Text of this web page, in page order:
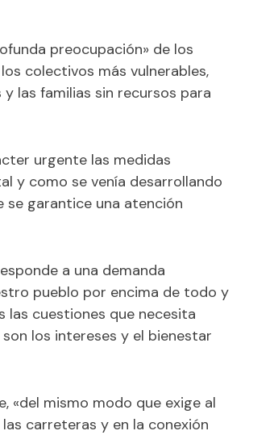
preocupación» de los
colectivos más vulnerables,
las familias sin recursos para
urgente las medidas
y como se venía desarrollando
se garantice una atención
a una demanda
pueblo por encima de todo y
las cuestiones que necesita
los intereses y el bienestar
«del mismo modo que exige al
carreteras y en la conexión